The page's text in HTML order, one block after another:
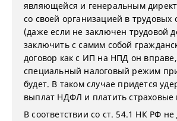
являющейся и генеральным
со своей организацией в трудовых
(даже если не заключен трудовой
заключить с самим собой
договор как с ИП на НПД он
специальный налоговый режим
будет. В таком случае придется
выплат НДФЛ и платить страховые
В соответствии со ст. 54.1 НК РФ не